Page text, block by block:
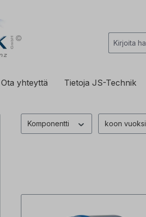
Ota yhteyttä Tietoja JS-Technik
Komponentti koon vuoksi